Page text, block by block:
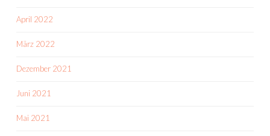
April 2022
März 2022
Dezember 2021
Juni 2021
Mai 2021